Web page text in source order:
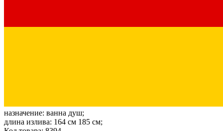
назначение: ванна душ;
длина излива: 164 см 185 см;